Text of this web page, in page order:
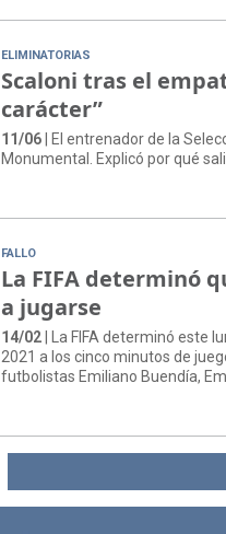
ELIMINATORIAS
Scaloni tras el
carácter”
11/06 | El entrenador de la
Monumental. Explicó por qué
FALLO
La FIFA determinó
a jugarse
14/02 | La FIFA determinó este
2021 a los cinco minutos de
futbolistas Emiliano Buendía,